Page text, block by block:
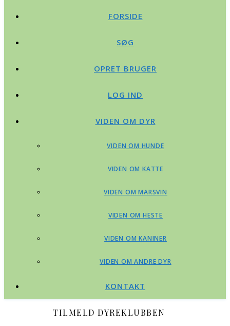
FORSIDE
SØG
OPRET BRUGER
LOG IND
VIDEN OM DYR
VIDEN OM HUNDE
VIDEN OM KATTE
VIDEN OM MARSVIN
VIDEN OM HESTE
VIDEN OM KANINER
VIDEN OM ANDRE DYR
KONTAKT
TILMELD DYREKLUBBEN